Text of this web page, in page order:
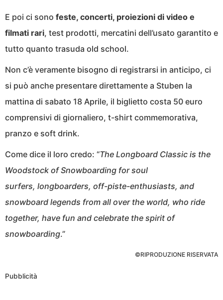
E poi ci sono feste, concerti, proiezioni di video e
filmati rari, test prodotti, mercatini dell’usato garantito e
tutto quanto trasuda old school.
Non c’è veramente bisogno di registrarsi in anticipo, ci
si può anche presentare direttamente a Stuben la
mattina di sabato 18 Aprile, il biglietto costa 50 euro
comprensivi di giornaliero, t-shirt commemorativa,
pranzo e soft drink.
Come dice il loro credo: “The Longboard Classic is the
Woodstock of Snowboarding for soul
surfers, longboarders, off-piste-enthusiasts, and
snowboard legends from all over the world, who ride
together, have fun and celebrate the spirit of
snowboarding.”
©RIPRODUZIONE RISERVATA
Pubblicità